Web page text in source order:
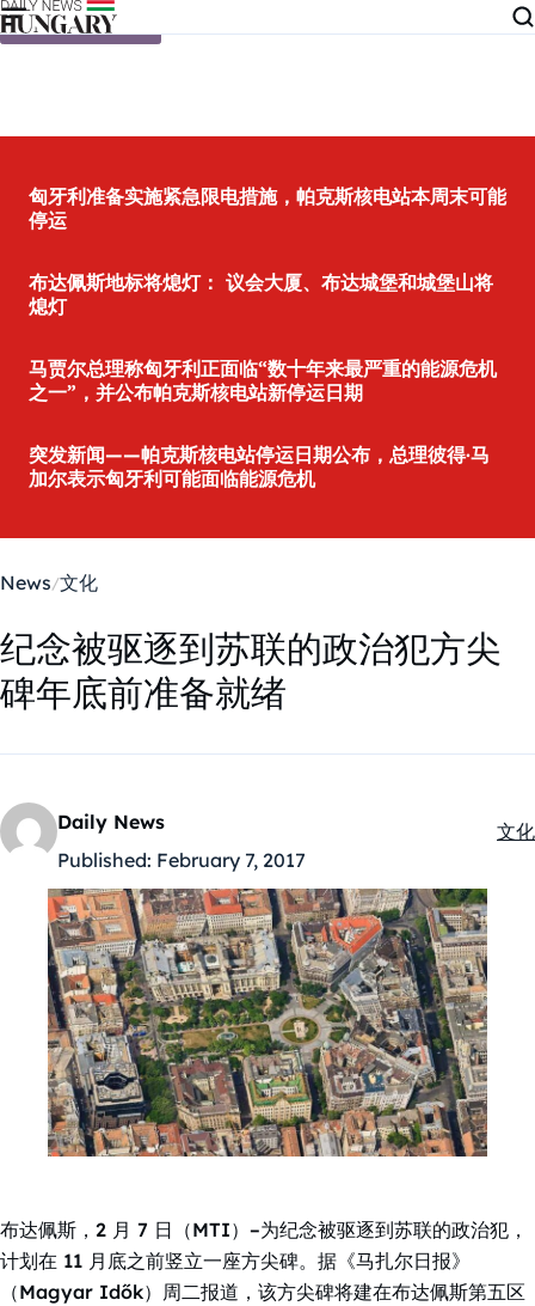
Skip to content
匈牙利准备实施紧急限电措施，帕克斯核电站本周末可能
停运
布达佩斯地标将熄灯： 议会大厦、布达城堡和城堡山将
熄灯
马贾尔总理称匈牙利正面临“数十年来最严重的能源危机
之一”，并公布帕克斯核电站新停运日期
突发新闻——帕克斯核电站停运日期公布，总理彼得·马
加尔表示匈牙利可能面临能源危机
News 文化
纪念被驱逐到苏联的政治犯方尖
碑年底前准备就绪
Daily News
Published: February 7, 2017
文化
布达佩斯，2 月 7 日（MTI）–为纪念被驱逐到苏联的政治犯，
计划在 11 月底之前竖立一座方尖碑。据《马扎尔日报》
（Magyar Idők）周二报道，该方尖碑将建在布达佩斯第五区